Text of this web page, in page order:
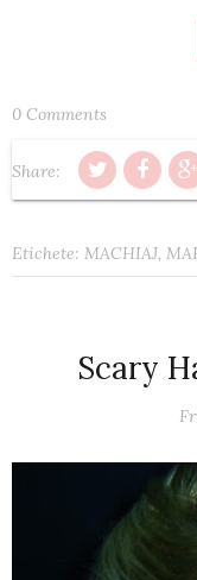
0 Comments
Share:
Etichete: MACHIAJ,
Scary